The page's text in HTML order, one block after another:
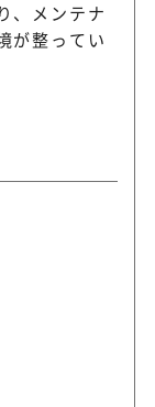
、メンテナ
が整ってい